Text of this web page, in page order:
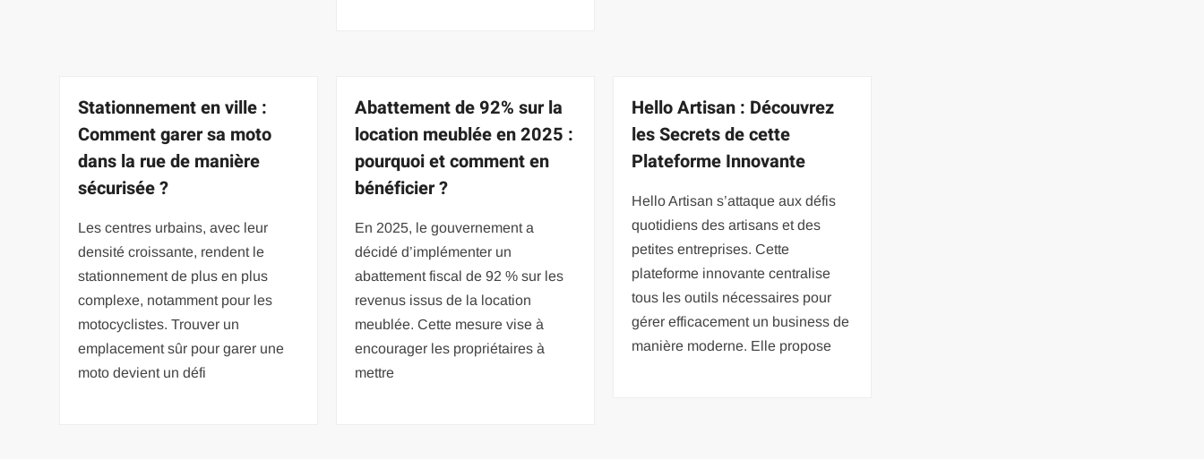
Stationnement en ville :
Comment garer sa moto
dans la rue de manière
sécurisée ?
Les centres urbains, avec leur
densité croissante, rendent le
stationnement de plus en plus
complexe, notamment pour les
motocyclistes. Trouver un
emplacement sûr pour garer une
moto devient un défi
Abattement de 92% sur la
location meublée en 2025 :
pourquoi et comment en
bénéficier ?
En 2025, le gouvernement a
décidé d’implémenter un
abattement fiscal de 92 % sur les
revenus issus de la location
meublée. Cette mesure vise à
encourager les propriétaires à
mettre
Hello Artisan : Découvrez
les Secrets de cette
Plateforme Innovante
Hello Artisan s’attaque aux défis
quotidiens des artisans et des
petites entreprises. Cette
plateforme innovante centralise
tous les outils nécessaires pour
gérer efficacement un business de
manière moderne. Elle propose